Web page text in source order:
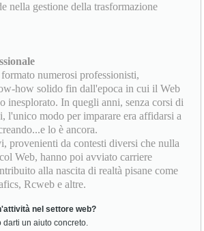
nella gestione della trasformazione
numerosi professionisti,
how solido fin dall'epoca in cui il Web
inesplorato. In quegli anni, senza corsi di
l'unico modo per imparare era affidarsi a
lo è ancora.
provenienti da contesti diversi che nulla
Web, hanno poi avviato carriere
alla nascita di realtà pisane come
Rcweb e altre.
nel settore web?
darti un aiuto concreto.